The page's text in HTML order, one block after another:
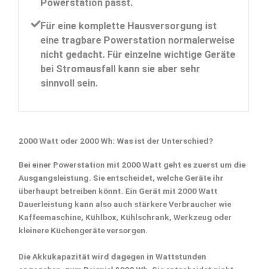
Powerstation passt.
Für eine komplette Hausversorgung ist
eine tragbare Powerstation normalerweise
nicht gedacht. Für einzelne wichtige Geräte
bei Stromausfall kann sie aber sehr
sinnvoll sein.
2000 Watt oder 2000 Wh: Was ist der Unterschied?
Bei einer Powerstation mit 2000 Watt geht es zuerst um die
Ausgangsleistung. Sie entscheidet, welche Geräte ihr
überhaupt betreiben könnt. Ein Gerät mit 2000 Watt
Dauerleistung kann also auch stärkere Verbraucher wie
Kaffeemaschine, Kühlbox, Kühlschrank, Werkzeug oder
kleinere Küchengeräte versorgen.
DieAkkukapazität wird dagegen in Wattstunden